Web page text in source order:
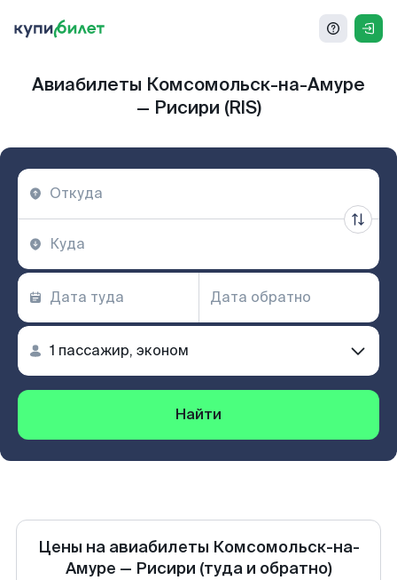
Авиабилеты Комсомольск-на-Амуре
— Рисири (RIS)
Найти
Цены на авиабилеты Комсомольск-на-
Амуре — Рисири (туда и обратно)